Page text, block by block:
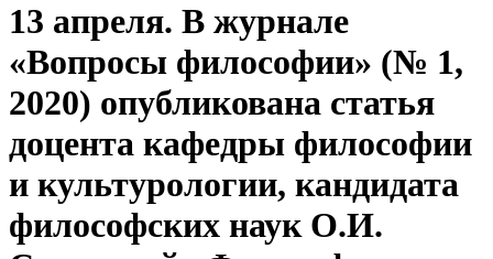
13 апреля. В журнале
«Вопросы философии» (№ 1,
2020) опубликована статья
доцента кафедры философии
и культурологии, кандидата
философских наук О.И.